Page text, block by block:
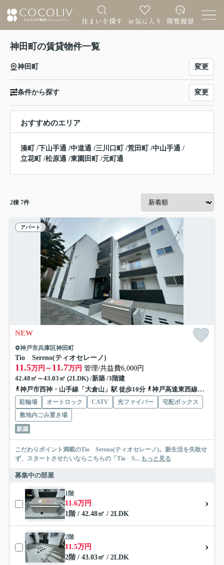
神田町の賃貸物件一覧
神田町 変更
条件から探す 変更
おすすめのエリア
湊町/下山手通 /中道通 /三川口町/荒田町/中山手通 /
立花町/松原通 /東園田町/元町通
2棟 7件
アパート
NEW
神戸市兵庫区神田町
Tio Sereno(ティオセレーノ)
11.5万円～ 11.7万円 管理/共益費6,000円
42.48㎡～43.03㎡ (2LDK) /新築 /3階建
神戸市西神・山手線「大倉山」駅 徒歩10分
神戸高速東西線「花隈」駅 徒歩17分
駐輪場 オートロック CATV 光ファイバー
宅配ボックス
敷地内ごみ置き場
新築
こだわりポイント満載のTio Sereno(ティオセレーノ)。新生活を失敗せ
ず、スタートさせたいならこちらの「Tio S... もっと見る
募集中の部屋
1階
11.6万円
1階 / 42.48㎡ / 2LDK
2階
11.5万円
2階 / 43.03㎡ / 2LDK